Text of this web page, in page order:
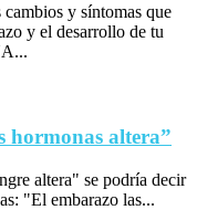
cambios y síntomas que
y el desarrollo de tu
hormonas altera”
altera" se podría decir
"El embarazo las...